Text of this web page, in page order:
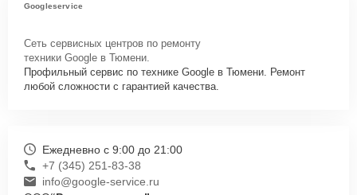
Googleservice
Сеть сервисных центров по ремонту
техники Google в Тюмени.
Профильный сервис по технике Google в Тюмени. Ремонт
любой сложности с гарантией качества.
Ежедневно с 9:00 до 21:00
+7 (345) 251-83-38
info@google-service.ru